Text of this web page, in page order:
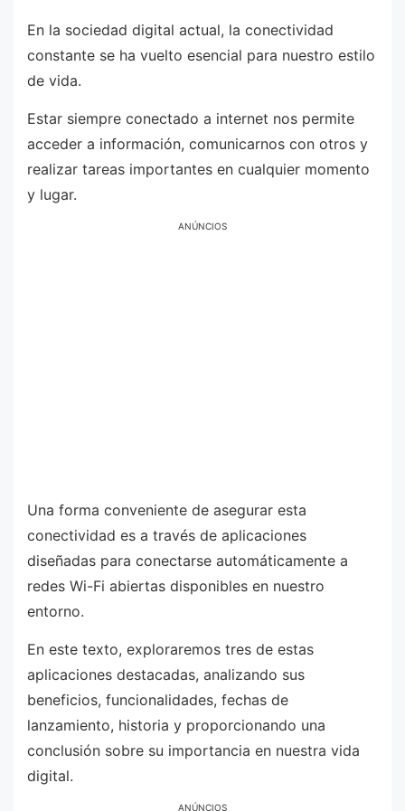
En la sociedad digital actual, la conectividad
constante se ha vuelto esencial para nuestro estilo
de vida.
Estar siempre conectado a internet nos permite
acceder a información, comunicarnos con otros y
realizar tareas importantes en cualquier momento
y lugar.
ANÚNCIOS
Una forma conveniente de asegurar esta
conectividad es a través de aplicaciones
diseñadas para conectarse automáticamente a
redes Wi-Fi abiertas disponibles en nuestro
entorno.
En este texto, exploraremos tres de estas
aplicaciones destacadas, analizando sus
beneficios, funcionalidades, fechas de
lanzamiento, historia y proporcionando una
conclusión sobre su importancia en nuestra vida
digital.
ANÚNCIOS